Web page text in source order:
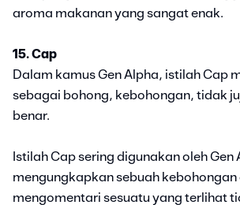
aroma makanan yang sangat enak.
15. Cap
Dalam kamus Gen Alpha, istilah Cap
sebagai bohong, kebohongan, tidak
benar.
Istilah Cap sering digunakan oleh Gen
mengungkapkan sebuah kebohongan
mengomentari sesuatu yang terlihat